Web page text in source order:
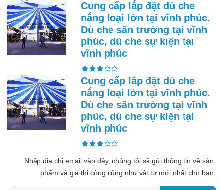
Cung cấp lắp đặt dù che
nắng loại lớn tại vĩnh phúc.
Dù che sân trường tại vĩnh
phúc, dù che sự kiện tại
vĩnh phúc
Cung cấp lắp đặt dù che
nắng loại lớn tại vĩnh phúc.
Dù che sân trường tại vĩnh
phúc, dù che sự kiện tại
vĩnh phúc
Nhập địa chi email vào đây, chúng tôi sẽ gửi thông tin về sản
phẩm và giá thi công cũng như vật tư mới nhất cho bạn